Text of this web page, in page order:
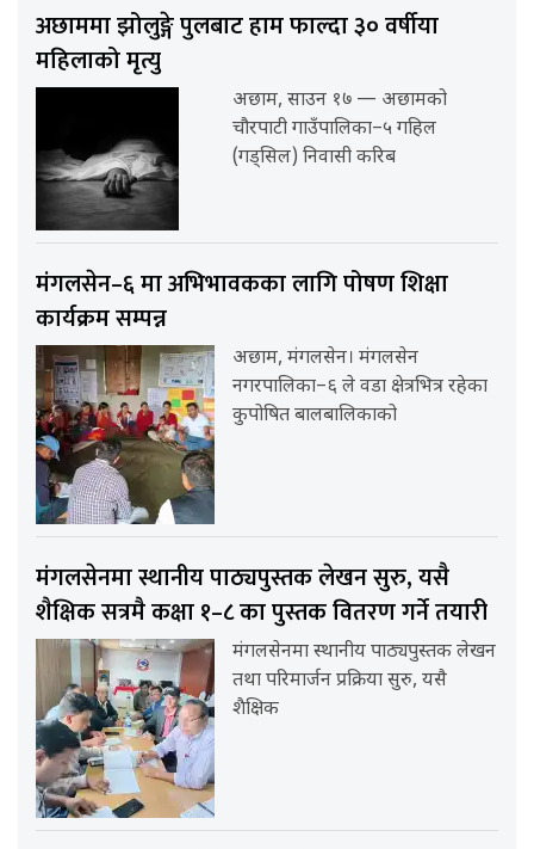
अछाममा झोलुङ्गे पुलबाट हाम फाल्दा ३० वर्षीया
महिलाको मृत्यु
अछाम, साउन १७ — अछामको
चौरपाटी गाउँपालिका–५ गहिल
(गड्सिल) निवासी करिब
मंगलसेन–६ मा अभिभावकका लागि पोषण शिक्षा
कार्यक्रम सम्पन्न
अछाम, मंगलसेन। मंगलसेन
नगरपालिका–६ ले वडा क्षेत्रभित्र रहेका
कुपोषित बालबालिकाको
मंगलसेनमा स्थानीय पाठ्यपुस्तक लेखन सुरु, यसै
शैक्षिक सत्रमै कक्षा १–८ का पुस्तक वितरण गर्ने तयारी
मंगलसेनमा स्थानीय पाठ्यपुस्तक लेखन
तथा परिमार्जन प्रक्रिया सुरु, यसै
शैक्षिक